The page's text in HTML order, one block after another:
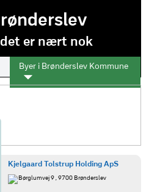
er nært nok
Byer i Brønderslev Kommune
Kjelgaard Tolstrup Holding ApS
Børglumvej 9 , 9700 Brønderslev